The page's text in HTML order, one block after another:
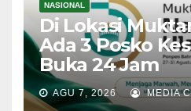
NASIONAL
Di Lokasi
Ada 3 Posko
Buka 24 Jam
AGU 7, 2026 MEDIA